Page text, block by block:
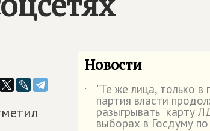
Новости
˙ "Те же лица, только в
партия власти
разыгрывать "карту
выборах в Госдуму